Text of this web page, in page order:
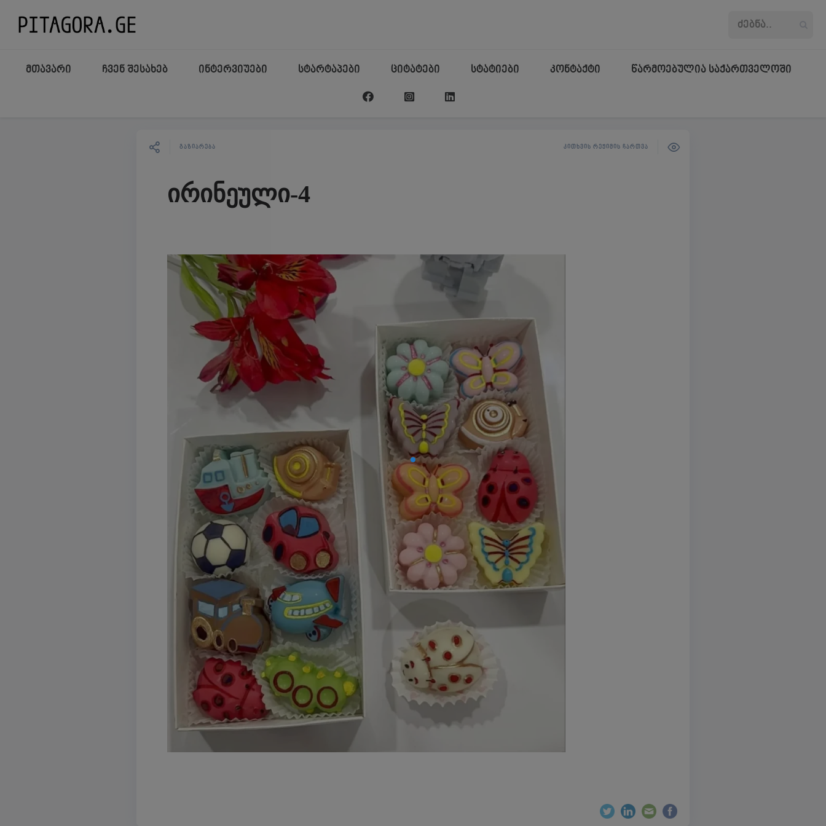
მთავარი ჩვენ შესახებ ინტერვიუები სტარტაპები ციტატები სტატიები კონტაქტი წარმოებულია საქართველოში
ᲒᲐᲖᲘᲐᲠᲔᲑᲐ ᲙᲘᲗᲮᲕᲘᲡ ᲠᲔᲟᲘᲛᲘᲡ ᲩᲐᲠᲗᲕᲐ
ირინეული-4